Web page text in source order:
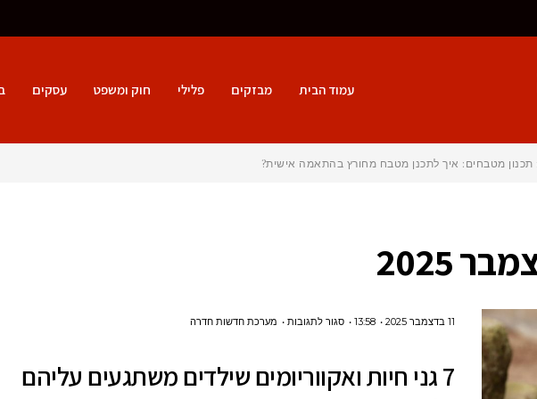
עמוד הבית מבזקים פלילי חוק ומשפט עסקים
תכנון מטבחים: איך לתכנן מטבח מחורץ בהתאמה אישית?
2025
11 בדצמבר 2025 13:58 סגור לתגובותעל
גני
מערכת חדשות חדרה
7 גני חיות ואקווריומים שילדים משתגעים עליהם